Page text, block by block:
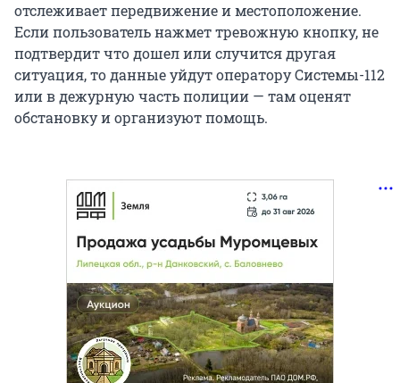
отслеживает передвижение и местоположение.
Если пользователь нажмет тревожную кнопку, не
подтвердит что дошел или случится другая
ситуация, то данные уйдут оператору Системы-112
или в дежурную часть полиции — там оценят
обстановку и организуют помощь.